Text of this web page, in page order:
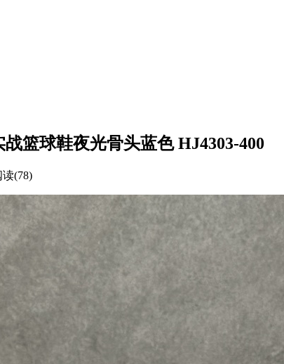
篮球鞋夜光骨头蓝色 HJ4303-400
读(78)